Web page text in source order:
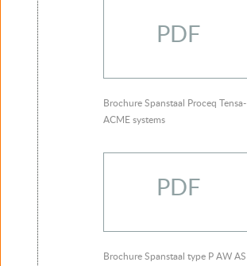
PDF
Brochure Spanstaal Proceq Tensa-
ACME systems
PDF
Brochure Spanstaal type P AW AS